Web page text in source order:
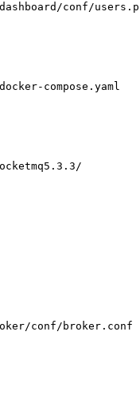
conf/
compose.yaml
conf/broker.conf